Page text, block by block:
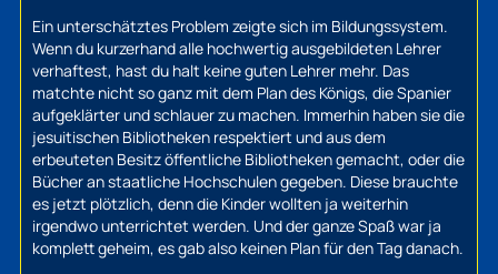
Ein unterschätztes Problem zeigte sich im Bildungssystem.
Wenn du kurzerhand alle hochwertig ausgebildeten Lehrer
verhaftest, hast du halt keine guten Lehrer mehr. Das
matchte nicht so ganz mit dem Plan des Königs, die Spanier
aufgeklärter und schlauer zu machen. Immerhin haben sie die
jesuitischen Bibliotheken respektiert und aus dem
erbeuteten Besitz öffentliche Bibliotheken gemacht, oder die
Bücher an staatliche Hochschulen gegeben. Diese brauchte
es jetzt plötzlich, denn die Kinder wollten ja weiterhin
irgendwo unterrichtet werden. Und der ganze Spaß war ja
komplett geheim, es gab also keinen Plan für den Tag danach.